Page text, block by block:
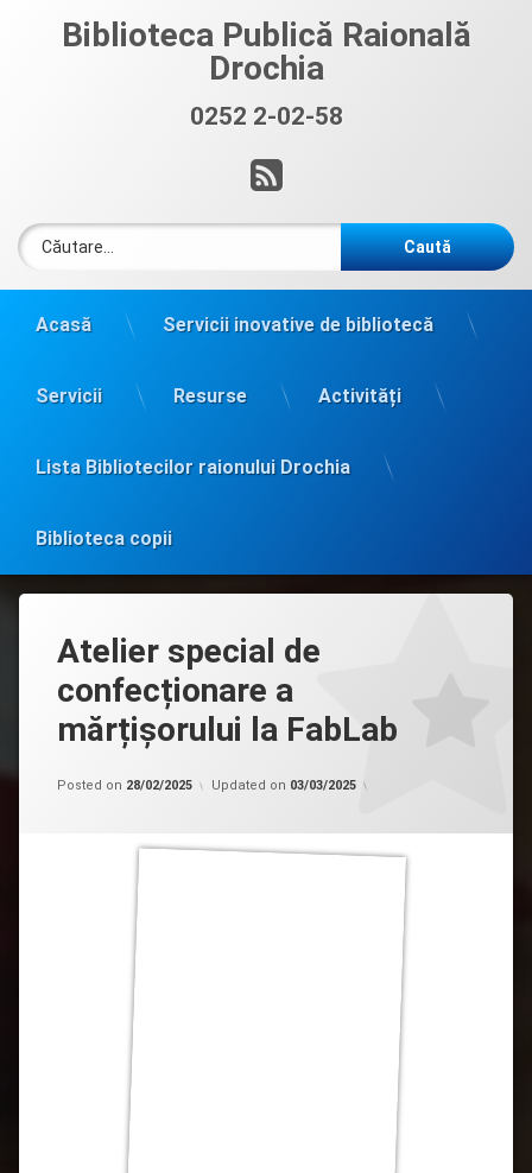
Biblioteca Publică Raională
Drochia
0252 2-02-58
RSS
Caută după:
Acasă Servicii inovative de bibliotecă
Servicii Resurse Activități
Lista Bibliotecilor raionului Drochia
Biblioteca copii
Atelier special de
confecționare a
mărțișorului la FabLab
Posted on 28/02/2025 Updated on 03/03/2025
public